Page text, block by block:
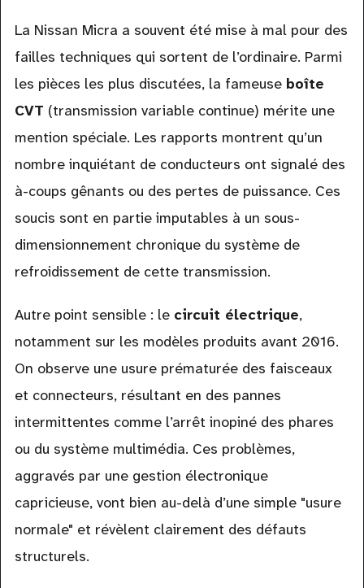
La Nissan Micra a souvent été mise à mal pour des
failles techniques qui sortent de l’ordinaire. Parmi
les pièces les plus discutées, la fameuse boîte
CVT (transmission variable continue) mérite une
mention spéciale. Les rapports montrent qu’un
nombre inquiétant de conducteurs ont signalé des
à-coups gênants ou des pertes de puissance. Ces
soucis sont en partie imputables à un sous-
dimensionnement chronique du système de
refroidissement de cette transmission.
Autre point sensible : le circuit électrique,
notamment sur les modèles produits avant 2016.
On observe une usure prématurée des faisceaux
et connecteurs, résultant en des pannes
intermittentes comme l’arrêt inopiné des phares
ou du système multimédia. Ces problèmes,
aggravés par une gestion électronique
capricieuse, vont bien au-delà d’une simple "usure
normale" et révèlent clairement des défauts
structurels.